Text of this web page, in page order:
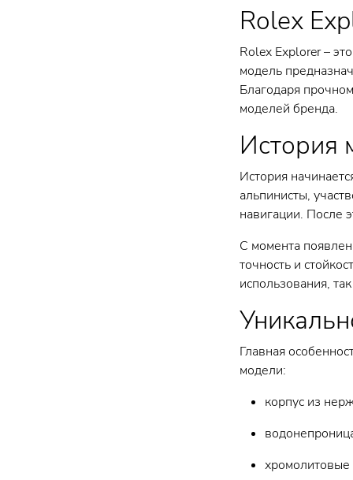
Rolex
Rolex Explorer –
модель
Благодаря
моделей бренда.
История
История
альпинисты,
навигации. После
С момента
точность и
использования,
Главная
модели:
корпус из